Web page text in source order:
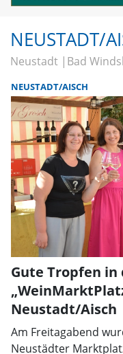
NEUSTADT/
Neustadt Bad
NEUSTADT/AISCH
Gute Tropfen in
Neustadt/Aisch
Am Freitagabend
Neustädter